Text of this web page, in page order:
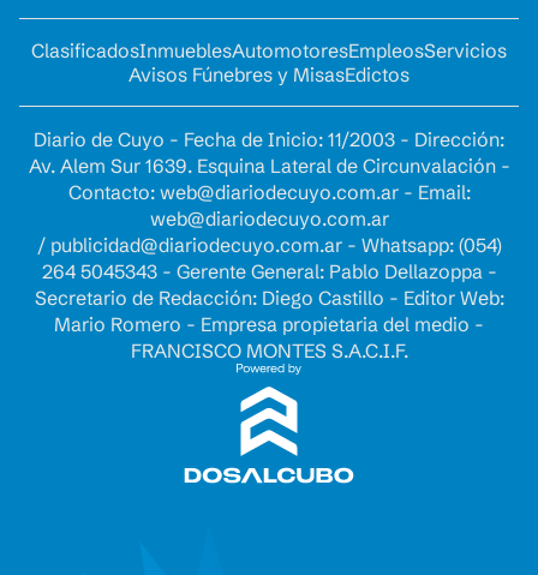
ClasificadosInmueblesAutomotoresEmpleosServicios
Avisos Fúnebres y MisasEdictos
Diario de Cuyo - Fecha de Inicio: 11/2003 - Dirección:
Av. Alem Sur 1639. Esquina Lateral de Circunvalación -
Contacto: web@diariodecuyo.com.ar- Email:
web@diariodecuyo.com.ar
/ publicidad@diariodecuyo.com.ar- Whatsapp: (054)
264 5045343 - Gerente General: Pablo Dellazoppa -
Secretario de Redacción: Diego Castillo - Editor Web:
Mario Romero - Empresa propietaria del medio -
FRANCISCO MONTES S.A.C.I.F.